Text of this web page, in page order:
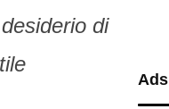
di
Ads